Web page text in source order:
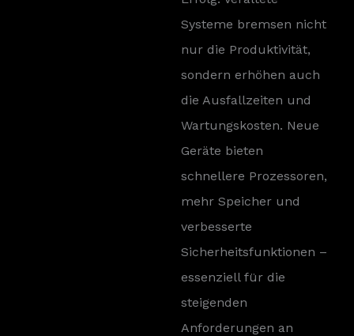
Systeme bremsen nicht
nur die Produktivität,
sondern erhöhen auch
die Ausfallzeiten und
Wartungskosten. Neue
Geräte bieten
schnellere Prozessoren,
mehr Speicher und
verbesserte
Sicherheitsfunktionen –
essenziell für die
steigenden
Anforderungen an